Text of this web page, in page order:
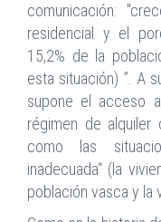
comunicación:
residencial y el
15,2% de la
esta situación) ”. A
supone el acceso
régimen de
como las
inadecuada“ (la
población vasca y la